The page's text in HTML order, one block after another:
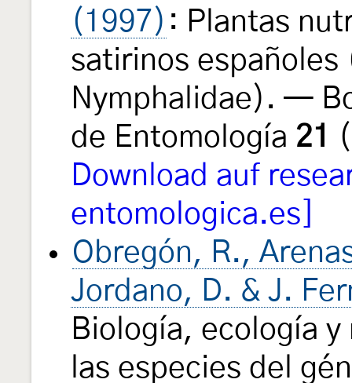
(1997) : Plantas
satirinos españoles
Nymphalidae). —
de Entomología 21
Download auf
entomologica.es]
Obregón, R.,
Jordano, D. & J.
Biología, ecología
las especies del